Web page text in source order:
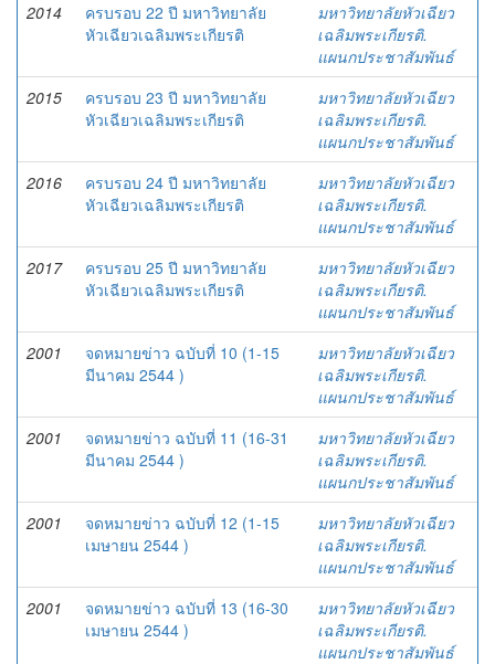
2014
ครบรอบ 22 ปี มหาวิทยาลัย
หัวเฉียวเฉลิมพระเกียรติ
มหาวิทยาลัยหัวเฉียว
เฉลิมพระเกียรติ.
แผนกประชาสัมพันธ์
2015
ครบรอบ 23 ปี มหาวิทยาลัย
หัวเฉียวเฉลิมพระเกียรติ
มหาวิทยาลัยหัวเฉียว
เฉลิมพระเกียรติ.
แผนกประชาสัมพันธ์
2016
ครบรอบ 24 ปี มหาวิทยาลัย
หัวเฉียวเฉลิมพระเกียรติ
มหาวิทยาลัยหัวเฉียว
เฉลิมพระเกียรติ.
แผนกประชาสัมพันธ์
2017
ครบรอบ 25 ปี มหาวิทยาลัย
หัวเฉียวเฉลิมพระเกียรติ
มหาวิทยาลัยหัวเฉียว
เฉลิมพระเกียรติ.
แผนกประชาสัมพันธ์
2001
จดหมายข่าว ฉบับที่ 10 (1-15
มีนาคม 2544 )
มหาวิทยาลัยหัวเฉียว
เฉลิมพระเกียรติ.
แผนกประชาสัมพันธ์
2001
จดหมายข่าว ฉบับที่ 11 (16-31
มีนาคม 2544 )
มหาวิทยาลัยหัวเฉียว
เฉลิมพระเกียรติ.
แผนกประชาสัมพันธ์
2001
จดหมายข่าว ฉบับที่ 12 (1-15
เมษายน 2544 )
มหาวิทยาลัยหัวเฉียว
เฉลิมพระเกียรติ.
แผนกประชาสัมพันธ์
2001
จดหมายข่าว ฉบับที่ 13 (16-30
เมษายน 2544 )
มหาวิทยาลัยหัวเฉียว
เฉลิมพระเกียรติ.
แผนกประชาสัมพันธ์